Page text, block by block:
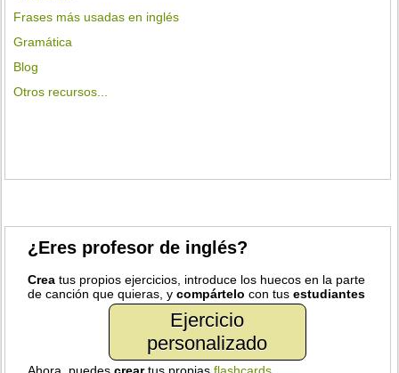
Frases más usadas en inglés
Gramática
Blog
Otros recursos...
¿Eres profesor de inglés?
Crea tus propios ejercicios, introduce los huecos en la parte
de canción que quieras, ycompártelo con tusestudiantes
Ejercicio
personalizado